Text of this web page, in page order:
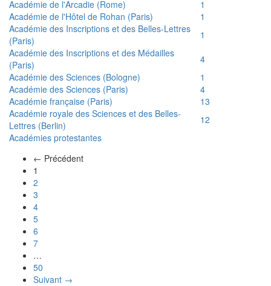
Académie de l'Arcadie (Rome)
1
Académie de l'Hôtel de Rohan (Paris)
1
Académie des Inscriptions et des Belles-Lettres
(Paris)
1
Académie des Inscriptions et des Médailles
(Paris)
4
Académie des Sciences (Bologne)
1
Académie des Sciences (Paris)
4
Académie française (Paris)
13
Académie royale des Sciences et des Belles-
Lettres (Berlin)
12
Académies protestantes
← Précédent
1
2
3
4
5
6
7
…
50
Suivant →